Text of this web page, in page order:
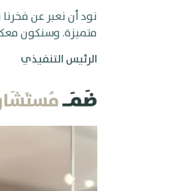
نود أن نعبر عن
متميزة. وسنكون
الرئيس التنفيذي